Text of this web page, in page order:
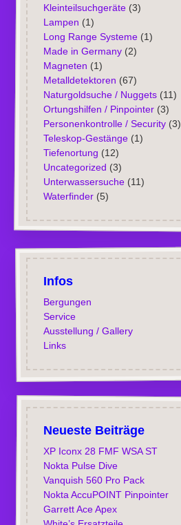
Kleinteilsuchgeräte(3)
Lampen (1)
Long Range Systeme(1)
Made in Germany(2)
Magneten (1)
Metalldetektoren (67)
Naturgoldsuche / Nuggets(11)
Ortungshilfen / Pinpointer(3)
Personenkontrolle / Security(3)
Teleskop-Gestänge(1)
Tiefenortung (12)
Uncategorized (3)
Unterwassersuche(11)
Waterfinder(5)
Infos
Bergungen
Service
Ausstellung / Gallery
Links
Neueste Beiträge
XP Iconx 28 FMF WSA ST
Nokta Pulse Dive
Vanquish 560 Pro Pack
Nokta AccuPOINT Pinpointer
Garrett Ace Apex